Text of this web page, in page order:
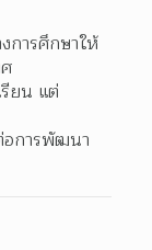
การศึกษาให้
ยน แต่
การพัฒนา